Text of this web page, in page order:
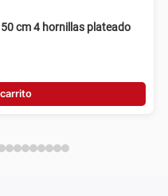
cm 4 hornillas plateado